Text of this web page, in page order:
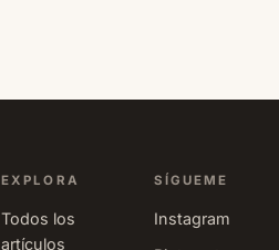
además el tiempo
no hace mucho
deseando
vacaciones.
tardíos,
EXPLORA
Todos los
artículos
SÍGUEME
Instagram